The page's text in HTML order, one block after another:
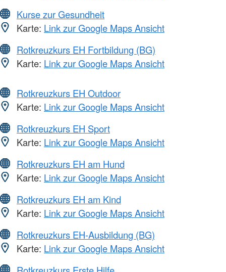
Kurse zur Gesundheit
Karte: Link zur Google Maps Ansicht
Rotkreuzkurs EH Fortbildung (BG)
Karte: Link zur Google Maps Ansicht
Rotkreuzkurs EH Outdoor
Karte: Link zur Google Maps Ansicht
Rotkreuzkurs EH Sport
Karte: Link zur Google Maps Ansicht
Rotkreuzkurs EH am Hund
Karte: Link zur Google Maps Ansicht
Rotkreuzkurs EH am Kind
Karte: Link zur Google Maps Ansicht
Rotkreuzkurs EH-Ausbildung (BG)
Karte: Link zur Google Maps Ansicht